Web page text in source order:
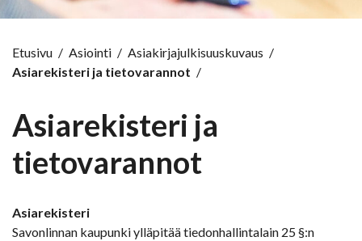
Etusivu / Asiointi / Asiakirjajulkisuuskuvaus /
Asiarekisteri ja tietovarannot /
Asiarekisteri ja
tietovarannot
Asiarekisteri
Savonlinnan kaupunki ylläpitää tiedonhallintalain 25 §:n